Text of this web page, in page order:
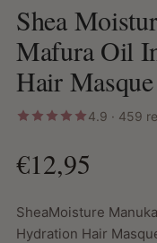
Shea
Mafura Oil
Hair
4.9 · 459
€12,95
SheaMoisture
Hydration Hair